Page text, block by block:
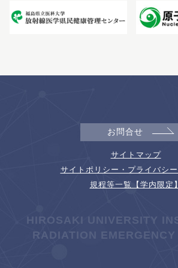
お問合せ
サイトマップ
サイトポリシー・プライバシ
規程等一覧【学内限定】
HIROSAKI UNIVERSITY
RADIATION